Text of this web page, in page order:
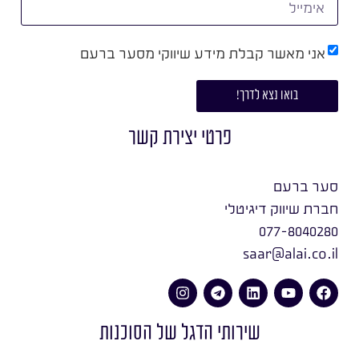
אני מאשר קבלת מידע שיווקי מסער ברעם
בואו נצא לדרך!
פרטי יצירת קשר
סער ברעם
חברת שיווק דיגיטלי
077-8040280
saar@alai.co.il
שירותי הדגל של הסוכנות